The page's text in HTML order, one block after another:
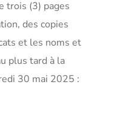
trois (3) pages
des copies
et les noms et
plus tard à la
30 mai 2025 :